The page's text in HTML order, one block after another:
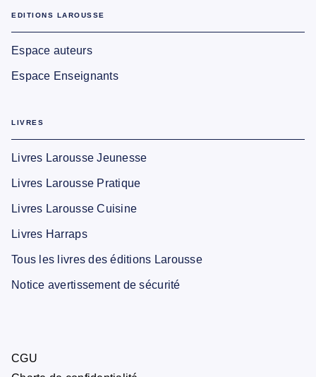
EDITIONS LAROUSSE
Espace auteurs
Espace Enseignants
LIVRES
Livres Larousse Jeunesse
Livres Larousse Pratique
Livres Larousse Cuisine
Livres Harraps
Tous les livres des éditions Larousse
Notice avertissement de sécurité
CGU